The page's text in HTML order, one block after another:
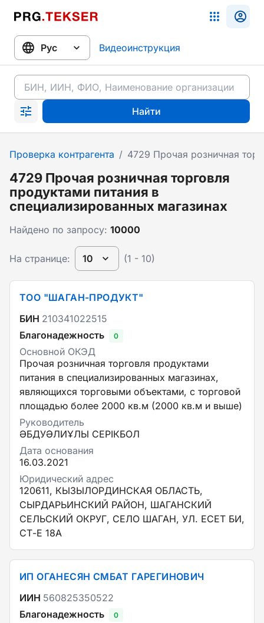
Видеоинструкция
Найти
Проверка контрагента / 4729 Прочая розничная
4729 Прочая розничная торговля
продуктами питания в
специализированных магазинах
Найдено по запросу: 10000
На странице: 10 (1 - 10)
ТОО "ШАГАН-ПРОДУКТ"
БИН 210341022515
Благонадежность
0
Основной ОКЭД
Прочая розничная торговля продуктами
питания в специализированных магазинах,
являющихся торговыми объектами, с торговой
площадью более 2000 кв.м (2000 кв.м и выше)
Руководитель
ӘБДУӘЛИҰЛЫ СЕРІКБОЛ
Дата основания
16.03.2021
Юридический адрес
120611, КЫЗЫЛОРДИНСКАЯ ОБЛАСТЬ,
СЫРДАРЬИНСКИЙ РАЙОН, ШАГАНСКИЙ
СЕЛЬСКИЙ ОКРУГ, СЕЛО ШАГАН, УЛ. ЕСЕТ БИ,
СТ-Е 18А
ИП ОГАНЕСЯН СМБАТ ГАРЕГИНОВИЧ
ИИН 560825350522
Благонадежность
0